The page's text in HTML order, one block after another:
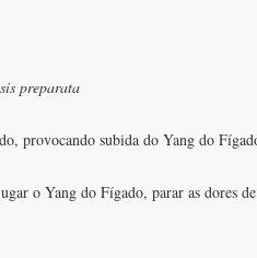
preparata
provocando subida do Yang do
o Yang do Fígado, parar as dores de